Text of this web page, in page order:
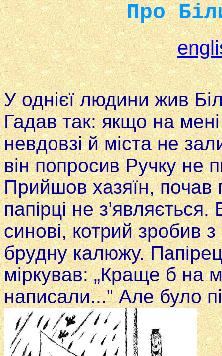
Про
У однієї людини жив
Гадав так: якщо на
невдовзі й міста не
він попросив Ручку не
Прийшов хазяїн, почав
папірці не
синові, котрий зробив
брудну калюжу.
міркував: „Краще б на
написали..." Але було